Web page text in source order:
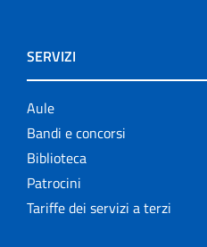
SERVIZI
Aule
Bandi e concorsi
Biblioteca
Patrocini
Tariffe dei servizi a terzi